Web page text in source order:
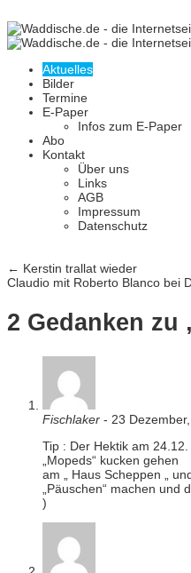
Aktuelles
Bilder
Termine
E-Paper
Infos zum E-Paper
Abo
Kontakt
Über uns
Links
AGB
Impressum
Datenschutz
Etwas hektisch
Ich könnte ja sagen, dass ich
waren heute alle hektisch
Läden und auf den Wegen; ist
Montag. Nichts Gutes verhieß
Krankenwagen standen.
habe ich den Eindruck.
Gereon Buchholz
Artikel-
← Kerstin trallat wieder
Claudio mit Roberto Blanco bei
2 Gedanken zu
Fischlaker - 23
Tip : Der Hektik am
„Mopeds“ kucken gehen
am „ Haus Scheppen „
„Päuschen“ machen und
)